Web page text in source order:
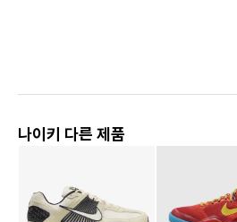
나이키 다른 제품